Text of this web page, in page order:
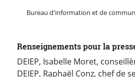
Bureau d'information et de
Renseignements pour la
DEIEP, Isabelle Moret,
DEIEP, Raphaël Conz, chef de